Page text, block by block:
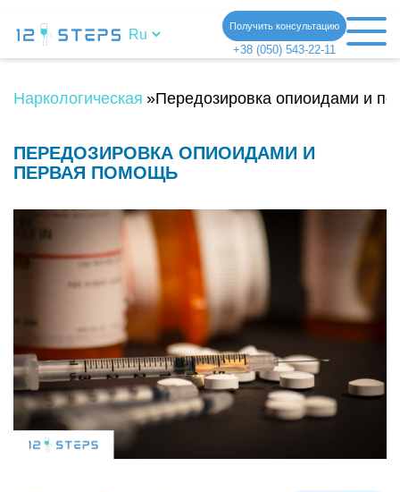
Получить консультацию
+38 (050) 543-22-11
Наркологическая клиника
»Передозировка опиоидами и
ПЕРЕДОЗИРОВКА ОПИОИДАМИ И
ПЕРВАЯ ПОМОЩЬ